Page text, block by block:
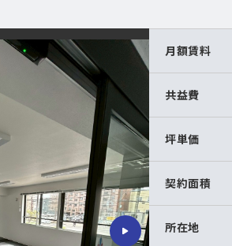
月額賃料
共益費
坪単価
契約面積
所在地